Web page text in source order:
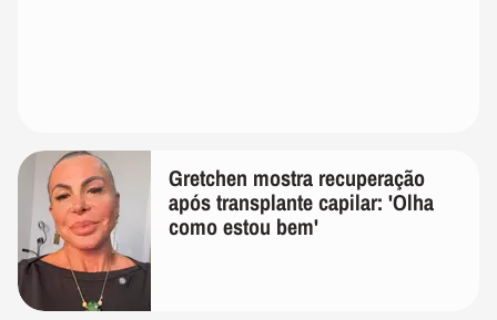
Gretchen mostra recuperação
após transplante capilar: 'Olha
como estou bem'